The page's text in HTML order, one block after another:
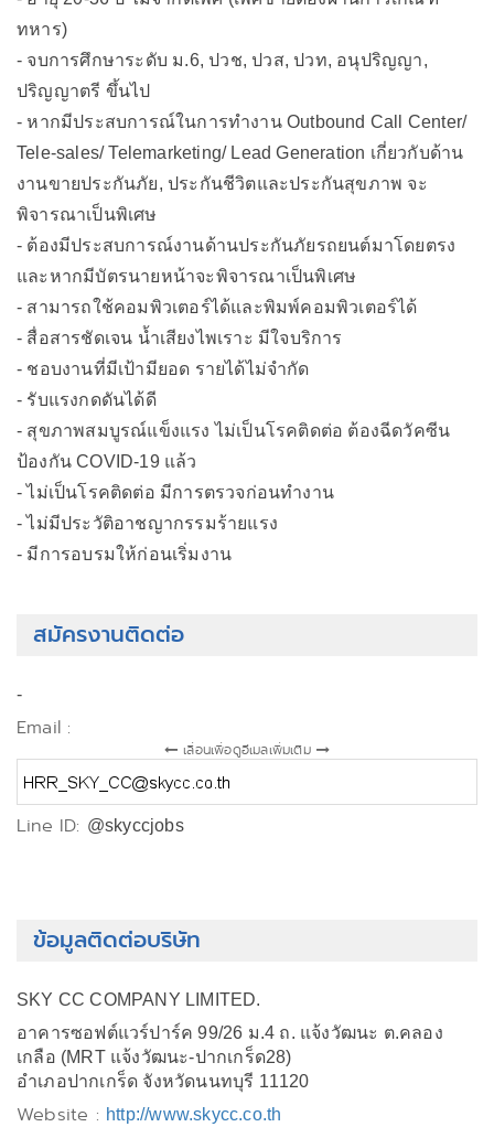
ทหาร)
- จบการศึกษาระดับ ม.6, ปวช, ปวส, ปวท, อนุปริญญา,
ปริญญาตรี ขึ้นไป
- หากมีประสบการณ์ในการทำงาน Outbound Call Center/
Tele-sales/ Telemarketing/ Lead Generation เกี่ยวกับด้าน
งานขายประกันภัย, ประกันชีวิตและประกันสุขภาพ จะ
พิจารณาเป็นพิเศษ
- ต้องมีประสบการณ์งานด้านประกันภัยรถยนต์มาโดยตรง
และหากมีบัตรนายหน้าจะพิจารณาเป็นพิเศษ
- สามารถใช้คอมพิวเตอร์ได้และพิมพ์คอมพิวเตอร์ได้
- สื่อสารชัดเจน น้ำเสียงไพเราะ มีใจบริการ
- ชอบงานที่มีเป้ามียอด รายได้ไม่จำกัด
- รับแรงกดดันได้ดี
- สุขภาพสมบูรณ์แข็งแรง ไม่เป็นโรคติดต่อ ต้องฉีดวัคซีน
ป้องกัน COVID-19 แล้ว
- ไม่เป็นโรคติดต่อ มีการตรวจก่อนทำงาน
- ไม่มีประวัติอาชญากรรมร้ายแรง
- มีการอบรมให้ก่อนเริ่มงาน
สมัครงานติดต่อ
-
Email :
เลื่อนเพื่อดูอีเมลเพิ่มเติม
Line ID: @skyccjobs
ข้อมูลติดต่อบริษัท
SKY CC COMPANY LIMITED.
อาคารซอฟต์แวร์ปาร์ค 99/26 ม.4 ถ. แจ้งวัฒนะ ต.คลอง
เกลือ (MRT แจ้งวัฒนะ-ปากเกร็ด28)
อำเภอปากเกร็ด จังหวัดนนทบุรี 11120
Website : http://www.skycc.co.th